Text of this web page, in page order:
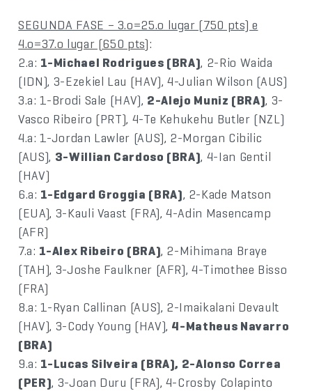
SEGUNDA FASE – 3.o=25.o lugar (750 pts) e
4.o=37.o lugar (650 pts):
2.a: 1-Michael Rodrigues (BRA), 2-Rio Waida
(IDN), 3-Ezekiel Lau (HAV), 4-Julian Wilson (AUS)
3.a: 1-Brodi Sale (HAV), 2-Alejo Muniz (BRA), 3-
Vasco Ribeiro (PRT), 4-Te Kehukehu Butler (NZL)
4.a: 1-Jordan Lawler (AUS), 2-Morgan Cibilic
(AUS), 3-Willian Cardoso (BRA), 4-Ian Gentil
(HAV)
6.a: 1-Edgard Groggia (BRA), 2-Kade Matson
(EUA), 3-Kauli Vaast (FRA), 4-Adin Masencamp
(AFR)
7.a: 1-Alex Ribeiro (BRA), 2-Mihimana Braye
(TAH), 3-Joshe Faulkner (AFR), 4-Timothee Bisso
(FRA)
8.a: 1-Ryan Callinan (AUS), 2-Imaikalani Devault
(HAV), 3-Cody Young (HAV), 4-Matheus Navarro
(BRA)
9.a: 1-Lucas Silveira (BRA), 2-Alonso Correa
(PER), 3-Joan Duru (FRA), 4-Crosby Colapinto